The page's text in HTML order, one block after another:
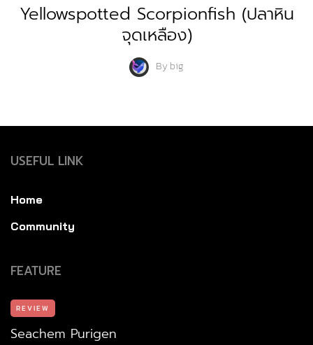
Yellowspotted Scorpionfish (ปลาหิน
จุดเหลือง)
Bybig
USEFUL LINK
Home
Community
FEATURE
REVIEW
Seachem Purigen